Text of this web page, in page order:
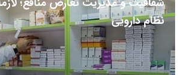
نظام دارویی